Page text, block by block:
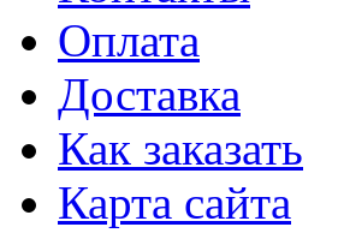
Оплата
Доставка
Как заказать
Карта сайта